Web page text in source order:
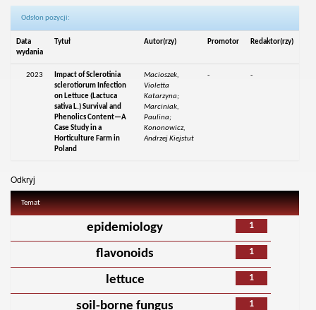
Odsłon pozycji:
Data
wydania
Tytuł Autor(rzy) Promotor Redaktor(rzy)
2023
Impact of Sclerotinia
sclerotiorum Infection
on Lettuce (Lactuca
sativa L.) Survival and
Phenolics Content—A
Case Study in a
Horticulture Farm in
Poland
Macioszek,
Violetta
Katarzyna;
Marciniak,
Paulina;
Kononowicz,
Andrzej Kiejstut
- -
Odkryj
Temat
1
epidemiology
1
flavonoids
1
lettuce
1
soil-borne fungus